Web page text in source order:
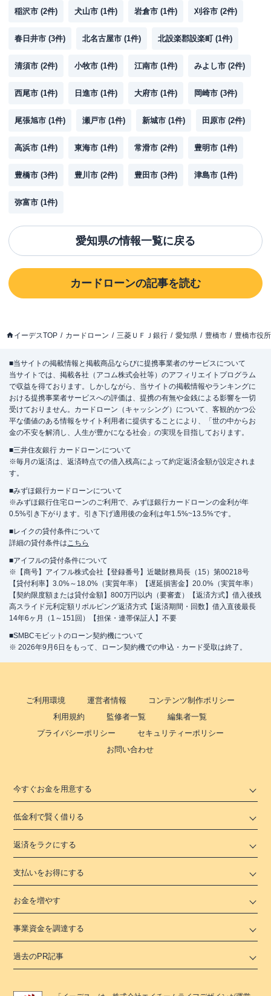
稲沢市 (2件) 犬山市 (1件) 岩倉市 (1件) 刈谷市 (2件)
春日井市 (3件) 北名古屋市 (1件) 北設楽郡設楽町 (1件)
清須市 (2件) 小牧市 (1件) 江南市 (1件) みよし市 (2件)
西尾市 (1件) 日進市 (1件) 大府市 (1件) 岡崎市 (3件)
尾張旭市 (1件) 瀬戸市 (1件) 新城市 (1件) 田原市 (2件)
高浜市 (1件) 東海市 (1件) 常滑市 (2件) 豊明市 (1件)
豊橋市 (3件) 豊川市 (2件) 豊田市 (3件) 津島市 (1件)
弥富市 (1件)
愛知県の情報一覧に戻る
カードローンの記事を読む
イーデスTOP カードローン 三菱ＵＦＪ銀行 愛知県 豊橋市 豊橋市役
■当サイトの掲載情報と掲載商品ならびに提携事業者のサービスについて
当サイトでは、掲載各社（アコム株式会社等）のアフィリエイトプログラム
で収益を得ております。しかしながら、当サイトの掲載情報やランキングに
おける提携事業者サービスへの評価は、提携の有無や金銭による影響を一切
受けておりません。カードローン（キャッシング）について、客観的かつ公
平な価値のある情報をサイト利用者に提供することにより、「世の中からお
金の不安を解消し、人生が豊かになる社会」の実現を目指しております。
■三井住友銀行 カードローンについて
※毎月の返済は、返済時点での借入残高によって約定返済金額が設定されま
す。
■みずほ銀行カードローンについて
※みずほ銀行住宅ローンのご利用で、みずほ銀行カードローンの金利が年
0.5%引き下がります。引き下げ適用後の金利は年1.5%~13.5%です。
■レイクの貸付条件について
詳細の貸付条件はこちら
■アイフルの貸付条件について
※【商号】アイフル株式会社【登録番号】近畿財務局長（15）第00218号
【貸付利率】3.0%～18.0%（実質年率）【遅延損害金】20.0%（実質年率）
【契約限度額または貸付金額】800万円以内（要審査）【返済方式】借入後残
高スライド元利定額リボルビング返済方式【返済期間・回数】借入直後最長
14年6ヶ月（1～151回）【担保・連帯保証人】不要
■SMBCモビットのローン契約機について
※ 2026年9月6日をもって、ローン契約機での申込・カード受取は終了。
ご利用環境 運営者情報
コンテンツ制作ポリシー
利用規約
監修者一覧
編集者一覧
プライバシーポリシー
セキュリティーポリシー
お問い合わせ
今すぐお金を用意する
低金利で賢く借りる
返済をラクにする
支払いをお得にする
お金を増やす
事業資金を調達する
過去のPR記事